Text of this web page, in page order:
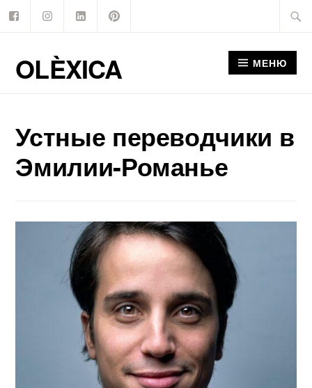
Перейти
OLÈXICA МЕНЮ
Устные переводчики в
Эмилии-Романье